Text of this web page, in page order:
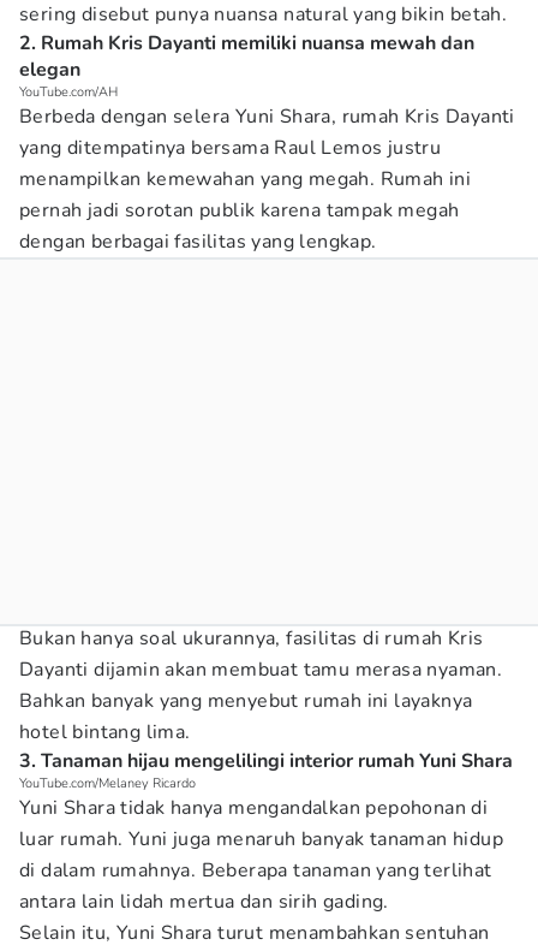
sering disebut punya nuansa natural yang bikin betah.
2. Rumah Kris Dayanti memiliki nuansa mewah dan
elegan
YouTube.com/AH
Berbeda dengan selera Yuni Shara, rumah Kris Dayanti
yang ditempatinya bersama Raul Lemos justru
menampilkan kemewahan yang megah. Rumah ini
pernah jadi sorotan publik karena tampak megah
dengan berbagai fasilitas yang lengkap.
Bukan hanya soal ukurannya, fasilitas di rumah Kris
Dayanti dijamin akan membuat tamu merasa nyaman.
Bahkan banyak yang menyebut rumah ini layaknya
hotel bintang lima.
3. Tanaman hijau mengelilingi interior rumah Yuni Shara
YouTube.com/Melaney Ricardo
Yuni Shara tidak hanya mengandalkan pepohonan di
luar rumah. Yuni juga menaruh banyak tanaman hidup
di dalam rumahnya. Beberapa tanaman yang terlihat
antara lain lidah mertua dan sirih gading.
Selain itu, Yuni Shara turut menambahkan sentuhan